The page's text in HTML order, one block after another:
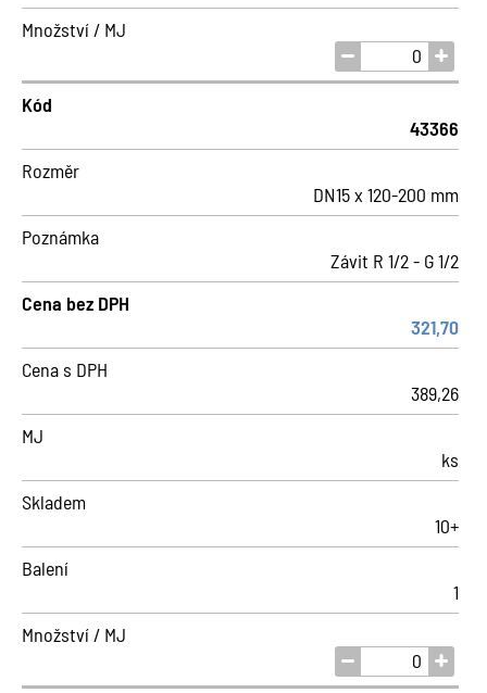
Množství / MJ
Kód
43366
Rozměr
DN15 x 120-200 mm
Poznámka
Závit R 1/2 - G 1/2
Cena bez DPH
321,70
Cena s DPH
389,26
MJ
ks
Skladem
10+
Balení
1
Množství / MJ